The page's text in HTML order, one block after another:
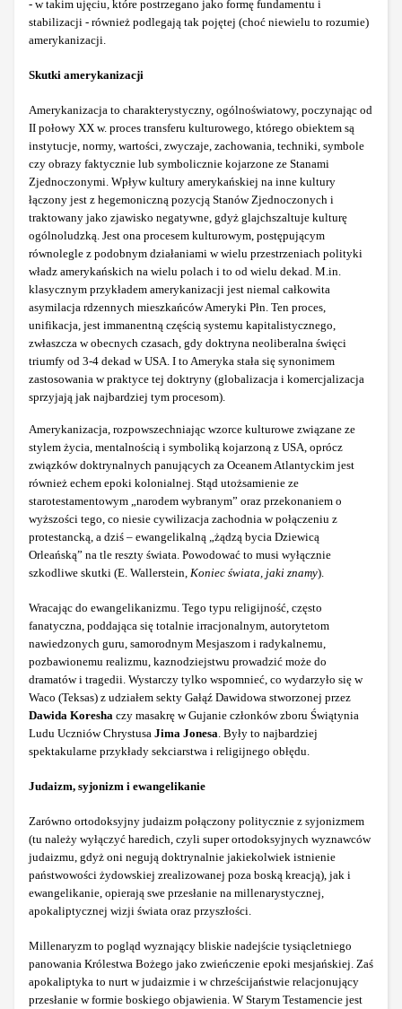
- w takim ujęciu, które postrzegano jako formę fundamentu i
stabilizacji - również podlegają tak pojętej (choć niewielu to rozumie)
amerykanizacji.
Skutki amerykanizacji
Amerykanizacja to charakterystyczny, ogólnoświatowy, poczynając od
II połowy XX w. proces transferu kulturowego, którego obiektem są
instytucje, normy, wartości, zwyczaje, zachowania, techniki, symbole
czy obrazy faktycznie lub symbolicznie kojarzone ze Stanami
Zjednoczonymi. Wpływ kultury amerykańskiej na inne kultury
łączony jest z hegemoniczną pozycją Stanów Zjednoczonych i
traktowany jako zjawisko negatywne, gdyż glajchszaltuje kulturę
ogólnoludzką. Jest ona procesem kulturowym, postępującym
równolegle z podobnym działaniami w wielu przestrzeniach polityki
władz amerykańskich na wielu polach i to od wielu dekad. M.in.
klasycznym przykładem amerykanizacji jest niemal całkowita
asymilacja rdzennych mieszkańców Ameryki Płn. Ten proces,
unifikacja, jest immanentną częścią systemu kapitalistycznego,
zwłaszcza w obecnych czasach, gdy doktryna neoliberalna święci
triumfy od 3-4 dekad w USA. I to Ameryka stała się synonimem
zastosowania w praktyce tej doktryny (globalizacja i komercjalizacja
sprzyjają jak najbardziej tym procesom).
Amerykanizacja, rozpowszechniając wzorce kulturowe związane ze
stylem życia, mentalnością i symboliką kojarzoną z USA, oprócz
związków doktrynalnych panujących za Oceanem Atlantyckim jest
również echem epoki kolonialnej. Stąd utożsamienie ze
starotestamentowym „narodem wybranym” oraz przekonaniem o
wyższości tego, co niesie cywilizacja zachodnia w połączeniu z
protestancką, a dziś – ewangelikalną „żądzą bycia Dziewicą
Orleańską” na tle reszty świata. Powodować to musi wyłącznie
szkodliwe skutki (E. Wallerstein, Koniec świata, jaki znamy).
Wracając do ewangelikanizmu. Tego typu religijność, często
fanatyczna, poddająca się totalnie irracjonalnym, autorytetom
nawiedzonych guru, samorodnym Mesjaszom i radykalnemu,
pozbawionemu realizmu, kaznodziejstwu prowadzić może do
dramatów i tragedii. Wystarczy tylko wspomnieć, co wydarzyło się w
Waco (Teksas) z udziałem sekty Gałąź Dawidowa stworzonej przez
Dawida Koresha czy masakrę w Gujanie członków zboru Świątynia
Ludu Uczniów Chrystusa Jima Jonesa . Były to najbardziej
spektakularne przykłady sekciarstwa i religijnego obłędu.
Judaizm, syjonizm i ewangelikanie
Zarówno ortodoksyjny judaizm połączony politycznie z syjonizmem
(tu należy wyłączyć haredich, czyli super ortodoksyjnych wyznawców
judaizmu, gdyż oni negują doktrynalnie jakiekolwiek istnienie
państwowości żydowskiej zrealizowanej poza boską kreacją), jak i
ewangelikanie, opierają swe przesłanie na millenarystycznej,
apokaliptycznej wizji świata oraz przyszłości.
Millenaryzm to pogląd wyznający bliskie nadejście tysiącletniego
panowania Królestwa Bożego jako zwieńczenie epoki mesjańskiej. Zaś
apokaliptyka to nurt w judaizmie i w chrześcijaństwie relacjonujący
przesłanie w formie boskiego objawienia. W Starym Testamencie jest